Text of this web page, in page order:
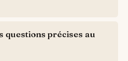
questions précises au